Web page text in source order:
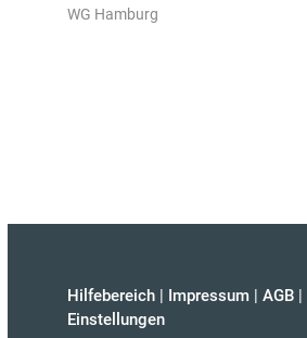
WG Hamburg
Hilfebereich | Impressum | AGB |
Einstellungen